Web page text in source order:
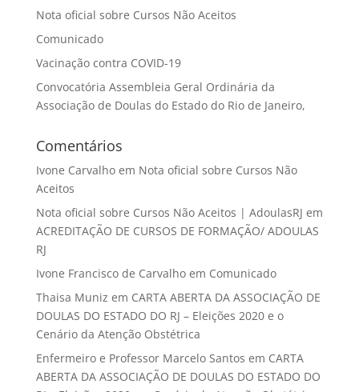
Nota oficial sobre Cursos Não Aceitos
Comunicado
Vacinação contra COVID-19
Convocatória Assembleia Geral Ordinária da
Associação de Doulas do Estado do Rio de Janeiro,
Comentários
Ivone Carvalhoem Nota oficial sobre Cursos Não
Aceitos
Nota oficial sobre Cursos Não Aceitos | AdoulasRJ em
ACREDITAÇÃO DE CURSOS DE FORMAÇÃO/ ADOULAS
RJ
Ivone Francisco de Carvalhoem Comunicado
Thaisa Muniz em CARTA ABERTA DA ASSOCIAÇÃO DE
DOULAS DO ESTADO DO RJ – Eleições 2020 e o
Cenário da Atenção Obstétrica
Enfermeiro e Professor Marcelo Santos em CARTA
ABERTA DA ASSOCIAÇÃO DE DOULAS DO ESTADO DO